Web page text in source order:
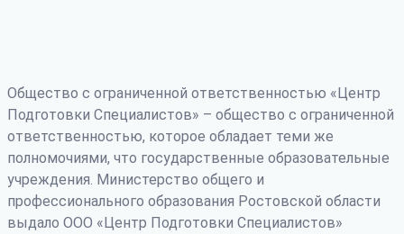
Общество с ограниченной ответственностью «Центр
Подготовки Специалистов» – общество с ограниченной
ответственностью, которое обладает теми же
полномочиями, что государственные образовательные
учреждения. Министерство общего и
профессионального образования Ростовской области
выдало ООО «Центр Подготовки Специалистов»